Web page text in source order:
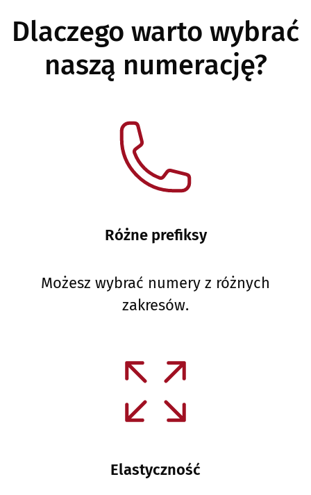
Dlaczego warto wybrać
naszą numerację?
Różne prefiksy
Możesz wybrać numery z różnych
zakresów.
Elastyczność